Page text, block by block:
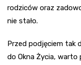
rodziców oraz
nie stało.
Przed podjęciem tak
do Okna Życia,